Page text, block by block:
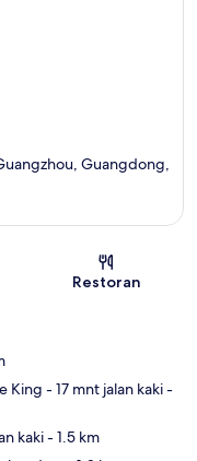
Guangdong,
Restoran
King - 17 mnt jalan kaki-
kaki- 1.5 km